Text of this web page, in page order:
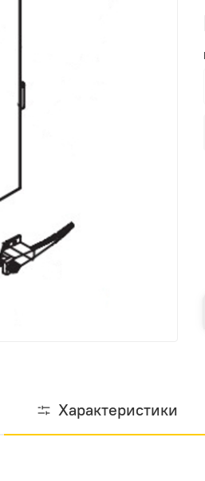
Характеристики